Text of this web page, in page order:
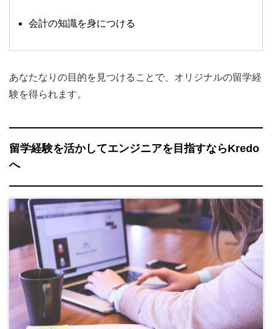
会計の知識を身につける
あなたなりの目的を見つけることで、オリジナルの留学経
験を得られます。
留学経験を活かしてエンジニアを目指すならKredo
へ